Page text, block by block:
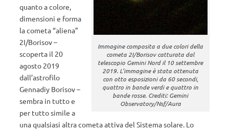
Immagine composita a due colori della
cometa 2I/Borisov catturata dal
telescopio Gemini Nord il 10 settembre
2019. L’immagine è stata ottenuta
con otto esposizioni da 60 secondi,
quattro in bande verdi e quattro in
bande rosse. Crediti: Gemini
Observatory/Nsf/Aura
quanto a colore,
dimensioni e forma
la cometa “aliena”
2I/Borisov –
scoperta il 20
agosto 2019
dall’astrofilo
Gennadiy Borisov –
sembra in tutto e
per tutto simile a
una qualsiasi altra cometa attiva del Sistema solare. Lo